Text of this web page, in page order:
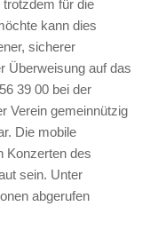
für die
kann dies
sicherer
Überweisung auf das
39 00 bei der
Verein gemeinnützig
Die mobile
Konzerten des
sein. Unter
abgerufen